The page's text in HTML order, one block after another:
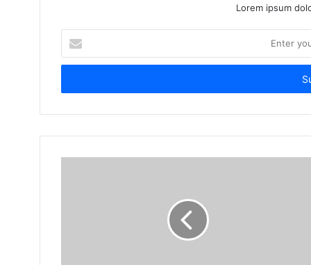
Lorem ipsum
t
r
u